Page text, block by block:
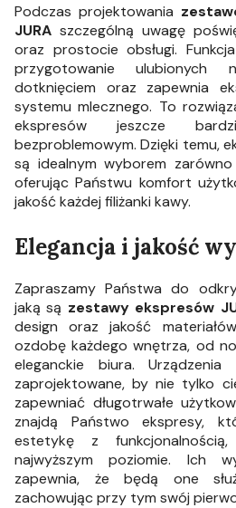
Podczas projektowania
JURA szczególną uwagę
oraz prostocie obsługi.
przygotowanie ulubionych
dotknięciem oraz zapewnia
systemu mlecznego. To
ekspresów jeszcze
bezproblemowym. Dzięki temu,
są idealnym wyborem
oferując Państwu komfort
jakość każdej filiżanki kawy.
Elegancja i jakość
Zapraszamy Państwa do
jaką są zestawy ekspresów
design oraz jakość
ozdobę każdego wnętrza, od
eleganckie biura.
zaprojektowane, by nie tylko
zapewniać długotrwałe
znajdą Państwo ekspresy,
estetykę z
najwyższym poziomie. Ich
zapewnia, że będą one
zachowując przy tym swój